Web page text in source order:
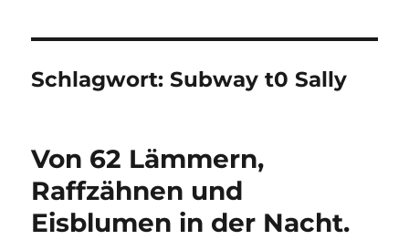
Schlagwort:Subway t0 Sally
Von 62 Lämmern,
Raffzähnen und
Eisblumen in der Nacht.